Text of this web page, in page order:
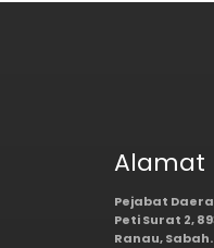
Alamat
Pejabat
Peti Surat 2,
Ranau, Sabah.